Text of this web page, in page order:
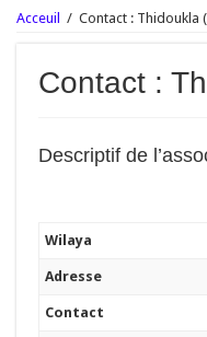
Acceuil / Contact : Thidoukla
Contact :
Descriptif de
Wilaya
Adresse
Contact